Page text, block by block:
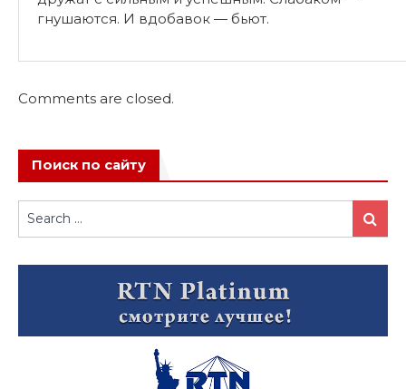
Comments are closed.